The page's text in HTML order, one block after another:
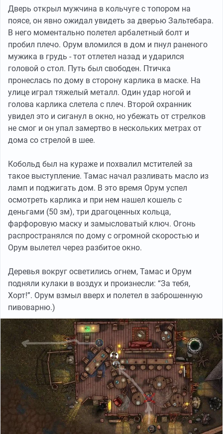
Дверь открыл мужчина в кольчуге с топором на
поясе, он явно ожидал увидеть за дверью Зальтебара.
В него моментально полетел арбалетный болт и
пробил плечо. Орум вломился в дом и пнул раненого
мужика в грудь - тот отлетел назад и ударился
головой о стол. Путь был свободен. Птичка
пронеслась по дому в сторону карлика в маске. На
улице играл тяжелый металл. Один удар ногой и
голова карлика слетела с плеч. Второй охранник
увидел это и сиганул в окно, но убежать от стрелков
не смог и он упал замертво в нескольких метрах от
дома со стрелой в шее.
Кобольд был на кураже и похвалил мстителей за
такое выступление. Тамас начал разливать масло из
ламп и поджигать дом. В это время Орум успел
осмотреть карлика и при нем нашел кошель с
деньгами (50 зм), три драгоценных кольца,
фарфоровую маску и замысловатый ключ. Огонь
распространялся по дому с огромной скоростью и
Орум вылетел через разбитое окно.
Деревья вокруг осветились огнем, Тамас и Орум
подняли кулаки в воздух и произнесли: “За тебя,
Хорт!”. Орум взмыл вверх и полетел в заброшенную
пивоварню.)